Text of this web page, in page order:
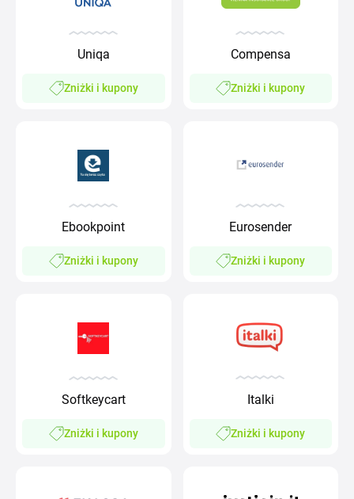
Uniqa
Zniżki i kupony
Compensa
Zniżki i kupony
Ebookpoint
Zniżki i kupony
Eurosender
Zniżki i kupony
Softkeycart
Zniżki i kupony
Italki
Zniżki i kupony